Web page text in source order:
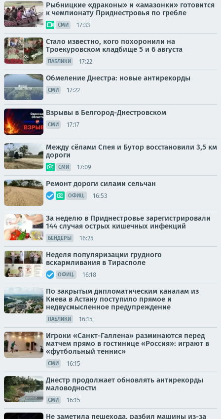
Рыбницкие «драконы» и «амазонки» готовится
к чемпионату Приднестровья по гребле
СМИ 17:33
Стало известно, кого похоронили на
Троекуровском кладбище 5 и 6 августа
ПАБЛИКИ 17:22
Обмеление Днестра: новые антирекорды
СМИ 17:22
Взрывы в Белгород-Днестровском
СМИ 17:17
Между сёлами Спея и Бутор восстановили 3,5 км
дороги
СМИ 17:09
Ремонт дороги силами сельчан
ОФИЦ. 16:53
За неделю в Приднестровье зарегистрировали
144 случая острых кишечных инфекций
БЕНДЕРЫ 16:25
Неделя популяризации грудного
вскармливания в Тирасполе
ОФИЦ. 16:18
По закрытым дипломатическим каналам из
Киева в Астану поступило прямое и
недвусмысленное предупреждение
ПАБЛИКИ 16:15
Игроки «Санкт-Галлена» разминаются перед
матчем прямо в гостинице «Россия»: играют в
«футбольный теннис»
СМИ 16:15
Днестр продолжает обновлять антирекорды
маловодности
СМИ 16:15
Не заметила пешехода, разбил машины из-за